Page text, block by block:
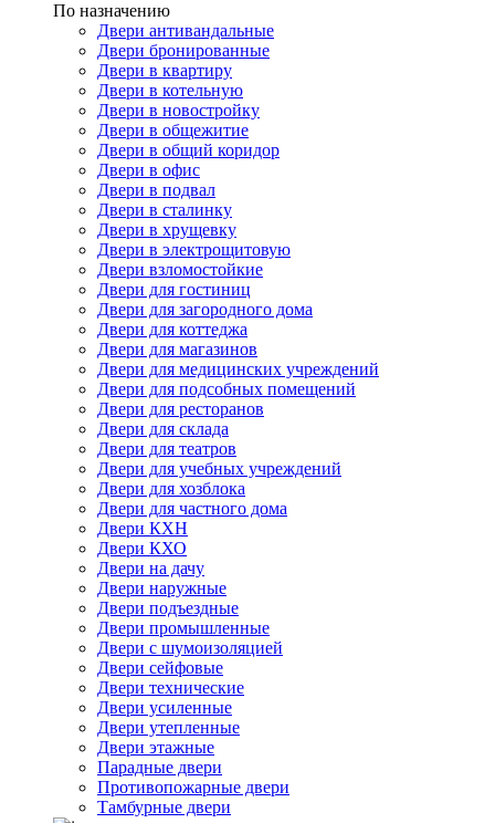
По назначению
Двери антивандальные
Двери бронированные
Двери в квартиру
Двери в котельную
Двери в новостройку
Двери в общежитие
Двери в общий коридор
Двери в офис
Двери в подвал
Двери в сталинку
Двери в хрущевку
Двери в электрощитовую
Двери взломостойкие
Двери для гостиниц
Двери для загородного дома
Двери для коттеджа
Двери для магазинов
Двери для медицинских учреждений
Двери для подсобных помещений
Двери для ресторанов
Двери для склада
Двери для театров
Двери для учебных учреждений
Двери для хозблока
Двери для частного дома
Двери КХН
Двери КХО
Двери на дачу
Двери наружные
Двери подъездные
Двери промышленные
Двери с шумоизоляцией
Двери сейфовые
Двери технические
Двери усиленные
Двери утепленные
Двери этажные
Парадные двери
Противопожарные двери
Тамбурные двери